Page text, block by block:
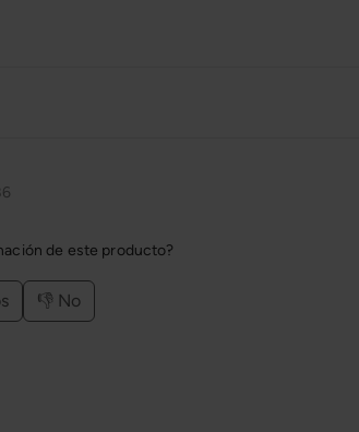
de este producto?
👎 No